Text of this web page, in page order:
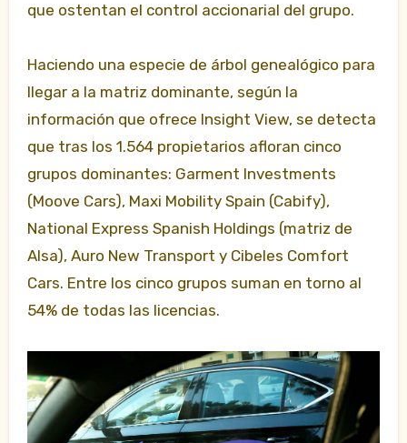
que ostentan el control accionarial del grupo.
Haciendo una especie de árbol genealógico para
llegar a la matriz dominante, según la
información que ofrece Insight View, se detecta
que tras los 1.564 propietarios afloran cinco
grupos dominantes: Garment Investments
(Moove Cars), Maxi Mobility Spain (Cabify),
National Express Spanish Holdings (matriz de
Alsa), Auro New Transport y Cibeles Comfort
Cars. Entre los cinco grupos suman en torno al
54% de todas las licencias.